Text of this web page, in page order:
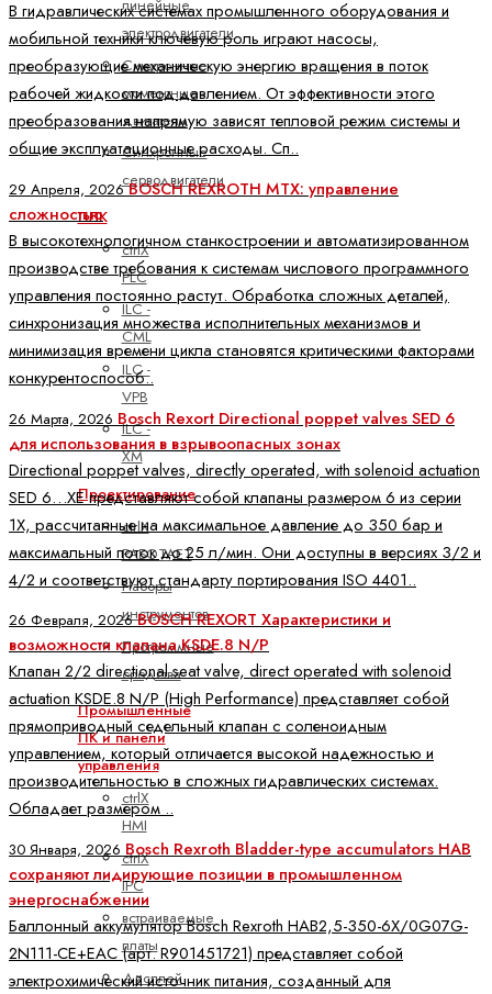
линейные
электродвигатели
Синхронные
моментные
двигатели
Синхронные
серводвигатели
ПЛК
ctrlX
PLC
ILC -
CML
ILC -
VPB
ILC -
XM
Проектирование
ctrlX
РАБОТАЕТ
Наборы
инструментов
Программные
средства
Промышленные
ПК и панели
управления
ctrlX
HMI
ctrlX
IPC
встраиваемые
платы
Дисплей
В гидравлических системах промышленного оборудования и
мобильной техники ключевую роль играют насосы,
преобразующие механическую энергию вращения в поток
рабочей жидкости под давлением. От эффективности этого
преобразования напрямую зависят тепловой режим системы и
общие эксплуатационные расходы. Сп..
29 Апреля, 2026BOSCH REXROTH MTX: управление
сложностью
В высокотехнологичном станкостроении и автоматизированном
производстве требования к системам числового программного
управления постоянно растут. Обработка сложных деталей,
синхронизация множества исполнительных механизмов и
минимизация времени цикла становятся критическими факторами
конкурентоспособ..
26 Марта, 2026 Bosch Rexort Directional poppet valves SED 6
для использования в взрывоопасных зонах
Directional poppet valves, directly operated, with solenoid actuation
SED 6…XE представляют собой клапаны размером 6 из серии
1X, рассчитанные на максимальное давление до 350 бар и
максимальный поток до 25 л/мин. Они доступны в версиях 3/2 и
4/2 и соответствуют стандарту портирования ISO 4401..
26 Февраля, 2026BOSCH REXORT Характеристики и
возможности клапана KSDE.8 N/P
Клапан 2/2 directional seat valve, direct operated with solenoid
actuation KSDE.8 N/P (High Performance) представляет собой
прямоприводный седельный клапан с соленоидным
управлением, который отличается высокой надежностью и
производительностью в сложных гидравлических системах.
Обладает размером ..
30 Января, 2026 Bosch Rexroth Bladder-type accumulators HAB
сохраняют лидирующие позиции в промышленном
энергоснабжении
Баллонный аккумулятор Bosch Rexroth HAB2,5-350-6X/0G07G-
2N111-CE+EAC (арт. R901451721) представляет собой
электрохимический источник питания, созданный для